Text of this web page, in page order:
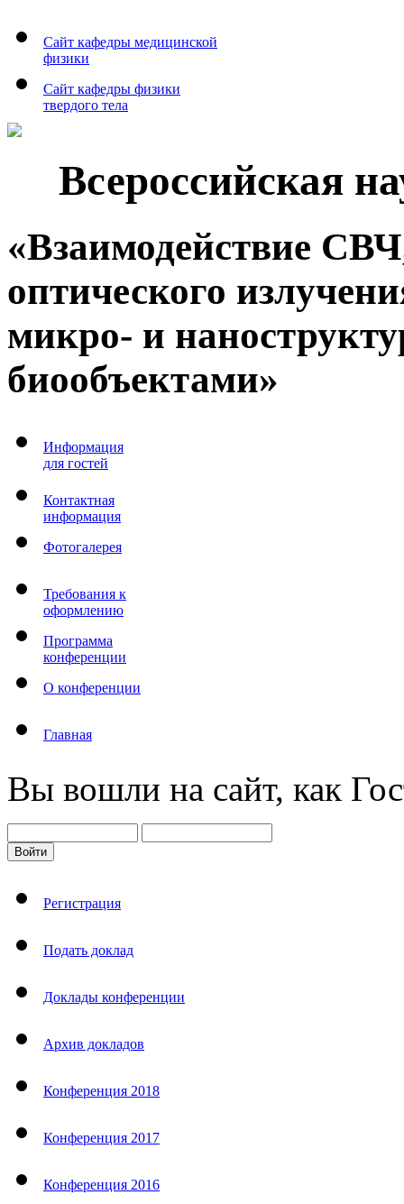
Сайт кафедры медицинской
физики
Сайт кафедры физики
твердого тела
Всероссийская
«Взаимодействие
оптического
микро- и
биообъектами»
Информация
для гостей
Контактная
информация
Фотогалерея
Требования к
оформлению
Программа
конференции
О конференции
Главная
Вы вошли на сайт, как
Регистрация
Подать доклад
Доклады конференции
Архив докладов
Конференция 2018
Конференция 2017
Конференция 2016